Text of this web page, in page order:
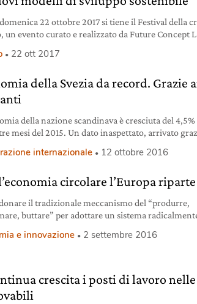
22 ottobre 2017 si tiene il Festival della
un evento curato e realizzato da Future Concept
a Milano.
22 ott 2017
della Svezia da record. Grazie
della nazione scandinava è cresciuta del
mesi del 2015. Un dato inaspettato, arrivato
internazionale 12 ottobre 2016
circolare l’Europa riparte
il tradizionale meccanismo del “produrre,
buttare” per adottare un sistema
di doverli in futuro riciclare, riutilizzare o
gli obiettivi che i grandi della
e innovazione 2 settembre 2016
crescita i posti di lavoro nelle